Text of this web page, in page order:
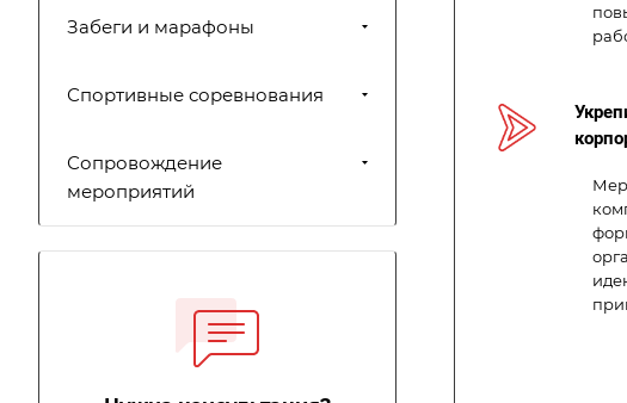
Забеги и марафоны
Спортивные соревнования
Сопровождение
мероприятий